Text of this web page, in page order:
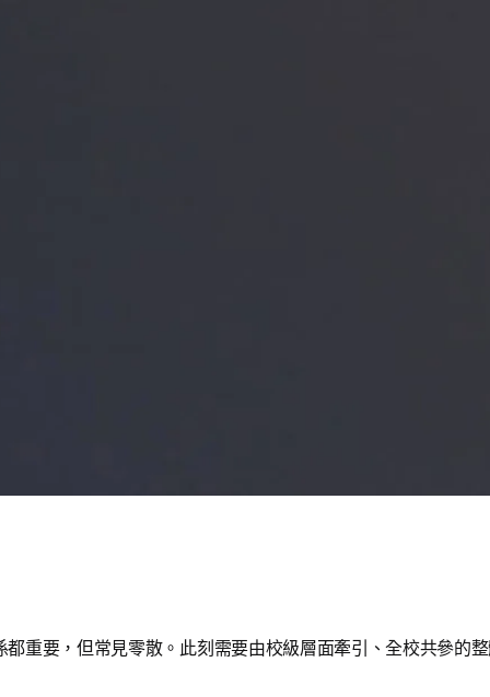
重要，但常見零散。此刻需要由校級層面牽引、全校共參的